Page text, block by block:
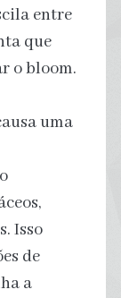
entre
que
o bloom.
uma
Isso
de
a